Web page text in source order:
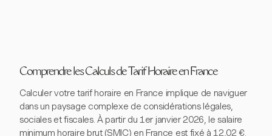
Comprendre les Calculs de Tarif Horaire en France
Calculer votre tarif horaire en France implique de naviguer
dans un paysage complexe de considérations légales,
sociales et fiscales. À partir du 1er janvier 2026, le salaire
minimum horaire brut (SMIC) en France est fixé à 12,02 €.